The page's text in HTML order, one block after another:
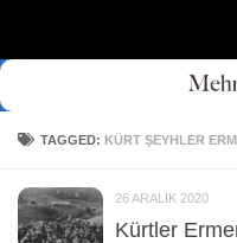
TAGGED: KÜRT ŞEYHLER
26 ARALIK 2020
Kürtler